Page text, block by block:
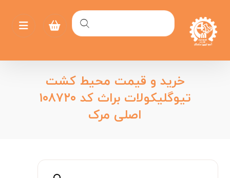
خرید و قیمت محیط کشت
تیوگلیکولات براث کد ۱۰۸۷۲۰
اصلی مرک